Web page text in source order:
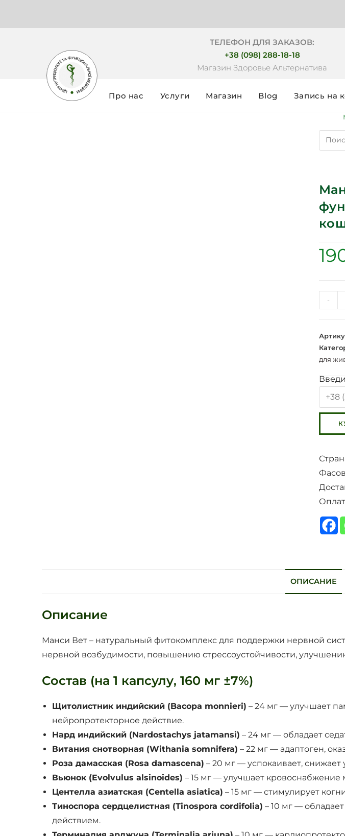
ТЕЛЕФОН ДЛЯ ЗАКАЗОВ:
+38 (098) 288-18-18
Магазин Здоровье Альтернатива
Про нас
Услуги Магазин Blog Запись на
-
для
ОПИСАНИЕ
Описание
Манси Вет – натуральный фитокомплекс для поддержки нервной
нервной возбудимости, повышению стрессоустойчивости,
Состав (на 1 капсулу, 160 мг ±7%)
Щитолистник индийский (Bacopa monnieri) – 24 мг — улучшает
нейропротекторное действие.
Нард индийский (Nardostachys jatamansi) – 24 мг — обладает
Витания снотворная (Withania somnifera) – 22 мг — адаптоген,
Роза дамасская (Rosa damascena) – 20 мг — успокаивает,
Вьюнок (Evolvulus alsinoides) – 15 мг — улучшает кровоснабжение
Центелла азиатская (Centella asiatica) – 15 мг — стимулирует
Тиноспора сердцелистная (Tinospora cordifolia) – 10 мг —
действием.